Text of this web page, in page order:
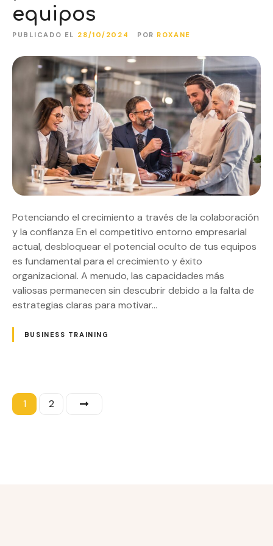
equipos
PUBLICADO EL 28/10/2024 POR ROXANE
Potenciando el crecimiento a través de la colaboración
y la confianza En el competitivo entorno empresarial
actual, desbloquear el potencial oculto de tus equipos
es fundamental para el crecimiento y éxito
organizacional. A menudo, las capacidades más
valiosas permanecen sin descubrir debido a la falta de
estrategias claras para motivar…
BUSINESS TRAINING
N1 2